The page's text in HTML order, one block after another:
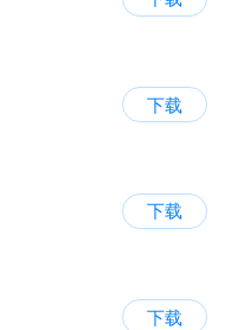
下载
下载
下载